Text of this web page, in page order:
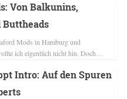
Von Balkunins,
Buttheads
Mods in Hamburg und
ich eigentlich nicht hin. Doch…
Intro: Auf den Spuren